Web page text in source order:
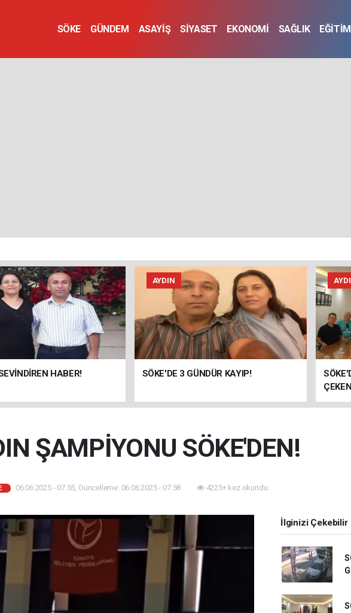
SÖKE GÜNDEM ASAYİŞ SİYASET EKONOMİ SAĞLIK EĞİTİM
HABER!
AYDIN
SÖKE'DE 3 GÜNDÜR KAYIP!
ŞAMPİYONU SÖKE'DEN!
06.06.2025 - 07:55, Güncelleme: 06.06.2025 - 07:58 4225+ kez okundu.
İlginizi Çekebilir